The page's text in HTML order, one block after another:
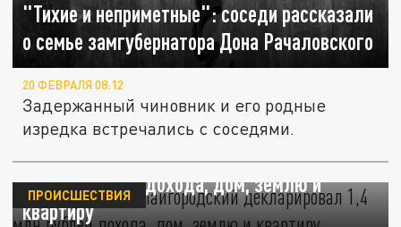
"Тихие и неприметные": соседи рассказали
о семье замгубернатора Дона Рачаловского
20 ФЕВРАЛЯ 08:12
Задержанный чиновник и его родные
изредка встречались с соседями.
Экс-мэр Сочи Копайгородский декларировал
1,4 млн рублей дохода, дом, землю и
квартиру
ПРОИСШЕСТВИЯ